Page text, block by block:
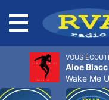
VOUS
Aloe Blacc
Wake Me